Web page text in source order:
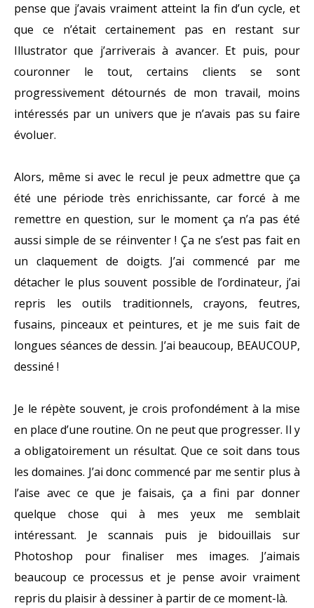
pense que j’avais vraiment atteint la fin d’un cycle, et
que ce n’était certainement pas en restant sur
Illustrator que j’arriverais à avancer. Et puis, pour
couronner le tout, certains clients se sont
progressivement détournés de mon travail, moins
intéressés par un univers que je n’avais pas su faire
évoluer.
Alors, même si avec le recul je peux admettre que ça
été une période très enrichissante, car forcé à me
remettre en question, sur le moment ça n’a pas été
aussi simple de se réinventer ! Ça ne s’est pas fait en
un claquement de doigts. J’ai commencé par me
détacher le plus souvent possible de l’ordinateur, j’ai
repris les outils traditionnels, crayons, feutres,
fusains, pinceaux et peintures, et je me suis fait de
longues séances de dessin. J’ai beaucoup, BEAUCOUP,
dessiné !
Je le répète souvent, je crois profondément à la mise
en place d’une routine. On ne peut que progresser. Il y
a obligatoirement un résultat. Que ce soit dans tous
les domaines. J’ai donc commencé par me sentir plus à
l’aise avec ce que je faisais, ça a fini par donner
quelque chose qui à mes yeux me semblait
intéressant. Je scannais puis je bidouillais sur
Photoshop pour finaliser mes images. J’aimais
beaucoup ce processus et je pense avoir vraiment
repris du plaisir à dessiner à partir de ce moment-là.